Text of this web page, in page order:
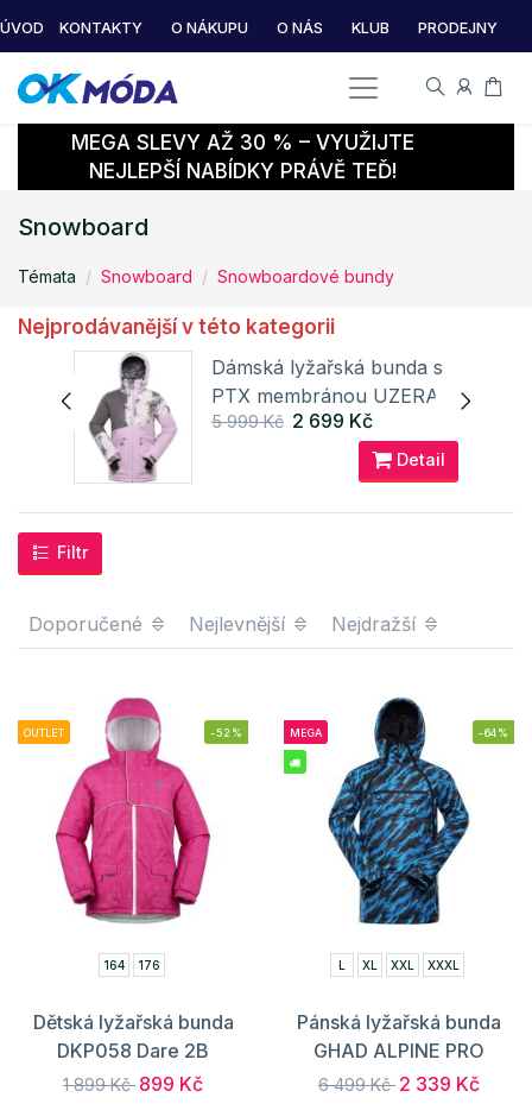
ÚVOD KONTAKTY O NÁKUPU O NÁS KLUB PRODEJNY
MEGA SLEVY AŽ 30 % – VYUŽIJTE
NEJLEPŠÍ NABÍDKY PRÁVĚ TEĎ!
Snowboard
Témata Snowboard Snowboardové bundy
Nejprodávanější v této kategorii
Dámská lyžařská bunda s
PTX membránou UZERA
ALPINE PRO
5 999 Kč 2 699 Kč
Detail
Filtr
Doporučené Nejlevnější Nejdražší
OUTLET -52%
164 176
Dětská lyžařská bunda
DKP058 Dare 2B
1 899 Kč 899 Kč
MEGA -64%
L XL XXL XXXL
Pánská lyžařská bunda
GHAD ALPINE PRO
6 499 Kč 2 339 Kč